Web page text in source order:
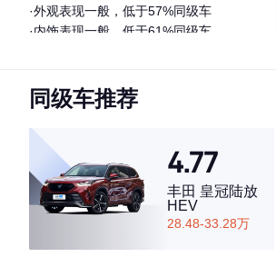
·外观表现一般，低于57%同级车
·内饰表现一般，低于61%同级车
同级车推荐
4.77
丰田 皇冠陆放
HEV
28.48-33.28万